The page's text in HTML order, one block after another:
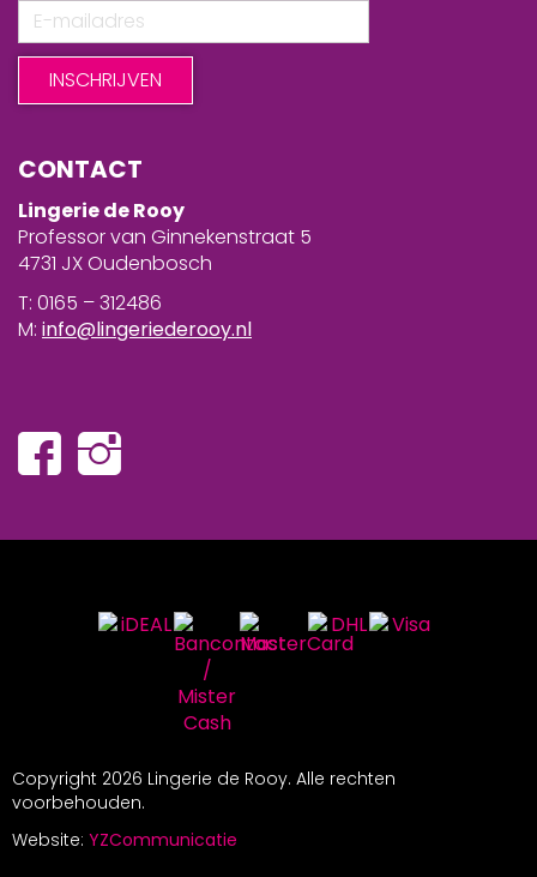
CONTACT
Lingerie de Rooy
Professor van Ginnekenstraat 5
4731 JX Oudenbosch
T: 0165 – 312486
M: info@lingeriederooy.nl
Copyright 2026 Lingerie de Rooy. Alle rechten
voorbehouden.
Website: YZCommunicatie